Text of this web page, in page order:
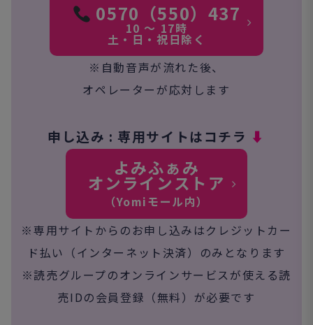
0570（550）437
10 ～ 17時
土・日・祝日除く
※自動音声が流れた後、
オペレーターが応対します
申し込み : 専用サイトはコチラ ⬇︎
よみふぁみ
オンラインストア
（Yomiモール内）
※専用サイトからのお申し込みはクレジットカー
ド払い（インターネット決済）のみとなります
※読売グループのオンラインサービスが使える読
売IDの会員登録（無料）が必要です